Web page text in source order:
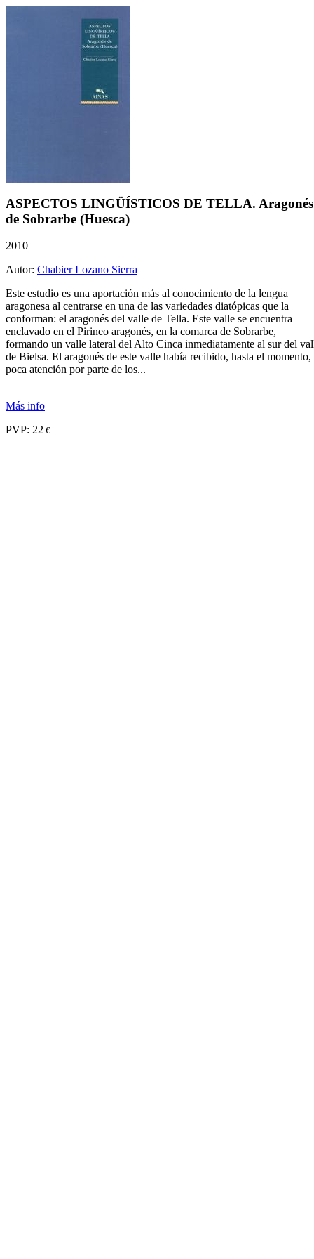
ASPECTOS LINGÜÍSTICOS DE TELLA. Aragonés
de Sobrarbe (Huesca)
2010 |
Autor: Chabier Lozano Sierra
Este estudio es una aportación más al conocimiento de la lengua
aragonesa al centrarse en una de las variedades diatópicas que la
conforman: el aragonés del valle de Tella. Este valle se encuentra
enclavado en el Pirineo aragonés, en la comarca de Sobrarbe,
formando un valle lateral del Alto Cinca inmediatamente al sur del
de Bielsa. El aragonés de este valle había recibido, hasta el momento,
poca atención por parte de los...
Más info
PVP: 22 €